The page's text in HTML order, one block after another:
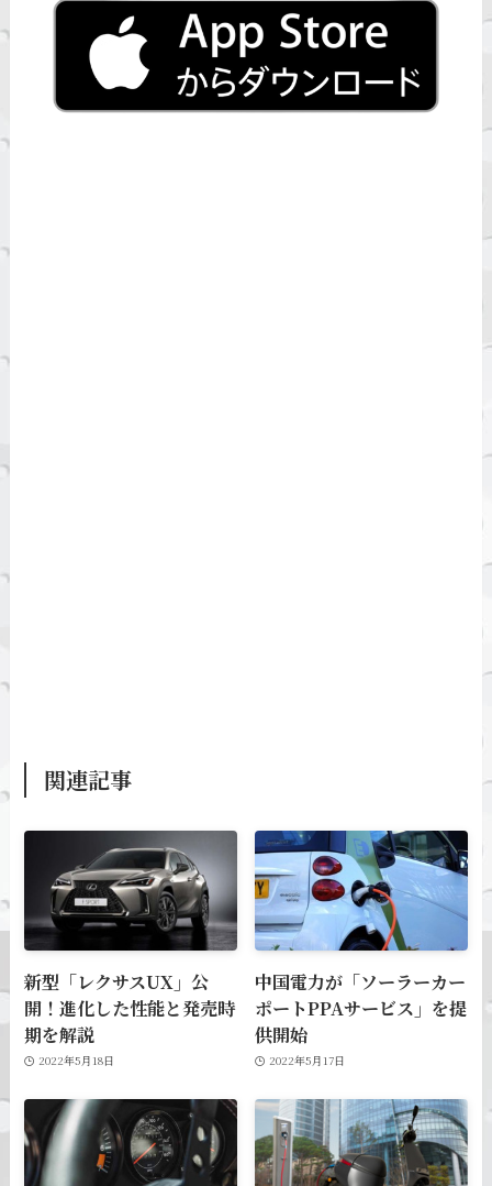
関連記事
新型「レクサスUX」公
開！進化した性能と発売時
期を解説
2022年5月18日
中国電力が「ソーラーカー
ポートPPAサービス」を提
供開始
2022年5月17日